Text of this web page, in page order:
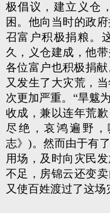
极倡议，建立义仓
困。他向当时的政
召富户积极捐粮。
久，义仓建成，他
各位富户也积极捐
又发生了大灾荒，
次更加严重。“旱魃
收成，兼以连年荒
尽绝，哀鸿遍野
志》)。然而由于有
用场，及时向灾民
不足，房锦云还变
又使百姓渡过了这场